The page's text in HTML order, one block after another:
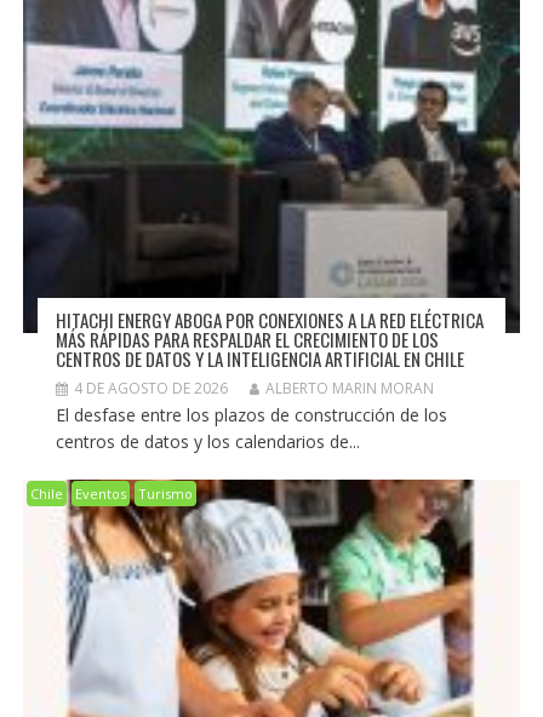
HITACHI ENERGY ABOGA POR CONEXIONES A LA RED ELÉCTRICA
MÁS RÁPIDAS PARA RESPALDAR EL CRECIMIENTO DE LOS
CENTROS DE DATOS Y LA INTELIGENCIA ARTIFICIAL EN CHILE
4 DE AGOSTO DE 2026 ALBERTO MARIN MORAN
El desfase entre los plazos de construcción de los
centros de datos y los calendarios de...
Chile Eventos Turismo